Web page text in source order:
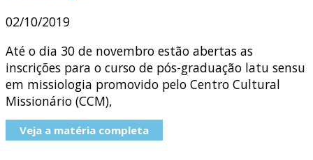
02/10/2019
Até o dia 30 de novembro estão abertas as
inscrições para o curso de pós-graduação latu sensu
em missiologia promovido pelo Centro Cultural
Missionário (CCM),
Veja a matéria completa